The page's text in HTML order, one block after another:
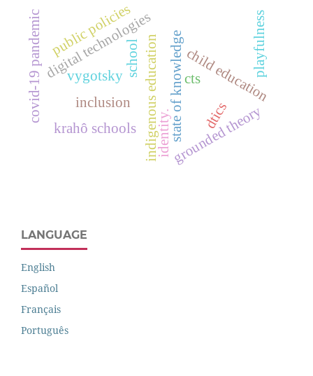
indigenous education
krahô schools identity.state of knowledge
school
digital technologies child education
vygotsky cts
grounded theory
covid-19 pandemic inclusion
playfulness
public policies
dtics
LANGUAGE
English
Español
Français
Português